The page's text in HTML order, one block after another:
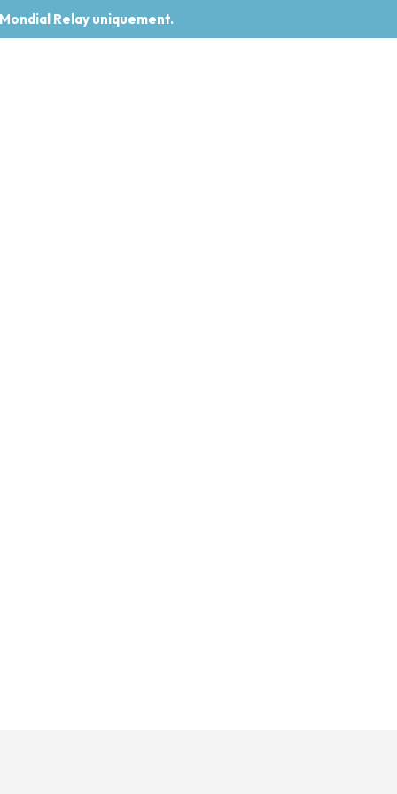
Relay uniquement.